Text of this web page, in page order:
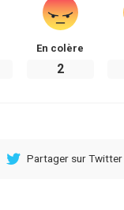
En colère
2
Partager sur Twitter